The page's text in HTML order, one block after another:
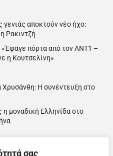
σας
αποκτούν νέο ήχο:
Ρακιντζή
«Έφαγε πόρτα από τον ΑΝΤ1 –
η Κουτσελίνη»
Η συνέντευξη στο
μοναδική Ελληνίδα στο